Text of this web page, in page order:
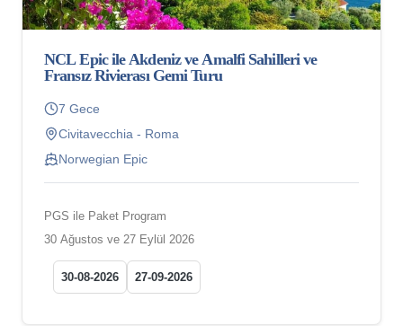
NCL Epic ile Akdeniz ve Amalfi Sahilleri ve
Fransız Rivierası Gemi Turu
7 Gece
Civitavecchia - Roma
Norwegian Epic
PGS ile Paket Program
30 Ağustos ve 27 Eylül 2026
30-08-2026 27-09-2026